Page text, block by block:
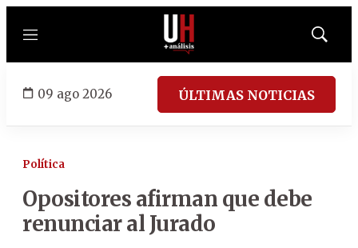
Menú
Mostrar
09 ago 2026 ÚLTIMAS NOTICIAS
Política
Opositores afirman que debe
renunciar al Jurado